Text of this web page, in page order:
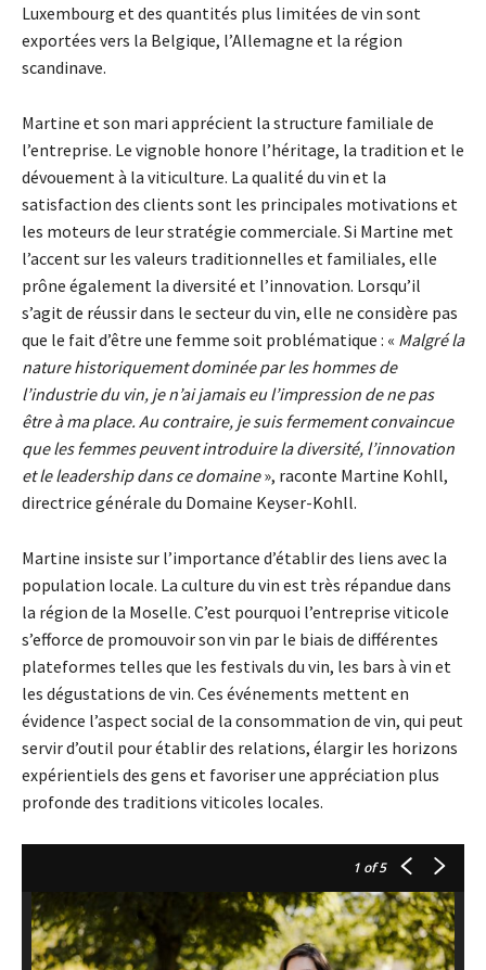
Luxembourg et des quantités plus limitées de vin sont
exportées vers la Belgique, l’Allemagne et la région
scandinave.
Martine et son mari apprécient la structure familiale de
l’entreprise. Le vignoble honore l’héritage, la tradition et le
dévouement à la viticulture. La qualité du vin et la
satisfaction des clients sont les principales motivations et
les moteurs de leur stratégie commerciale. Si Martine met
l’accent sur les valeurs traditionnelles et familiales, elle
prône également la diversité et l’innovation. Lorsqu’il
s’agit de réussir dans le secteur du vin, elle ne considère pas
que le fait d’être une femme soit problématique : « Malgré la
nature historiquement dominée par les hommes de
l’industrie du vin, je n’ai jamais eu l’impression de ne pas
être à ma place. Au contraire, je suis fermement convaincue
que les femmes peuvent introduire la diversité, l’innovation
et le leadership dans ce domaine», raconte Martine Kohll,
directrice générale du Domaine Keyser-Kohll.
Martine insiste sur l’importance d’établir des liens avec la
population locale. La culture du vin est très répandue dans
la région de la Moselle. C’est pourquoi l’entreprise viticole
s’efforce de promouvoir son vin par le biais de différentes
plateformes telles que les festivals du vin, les bars à vin et
les dégustations de vin. Ces événements mettent en
évidence l’aspect social de la consommation de vin, qui peut
servir d’outil pour établir des relations, élargir les horizons
expérientiels des gens et favoriser une appréciation plus
profonde des traditions viticoles locales.
1 of 5